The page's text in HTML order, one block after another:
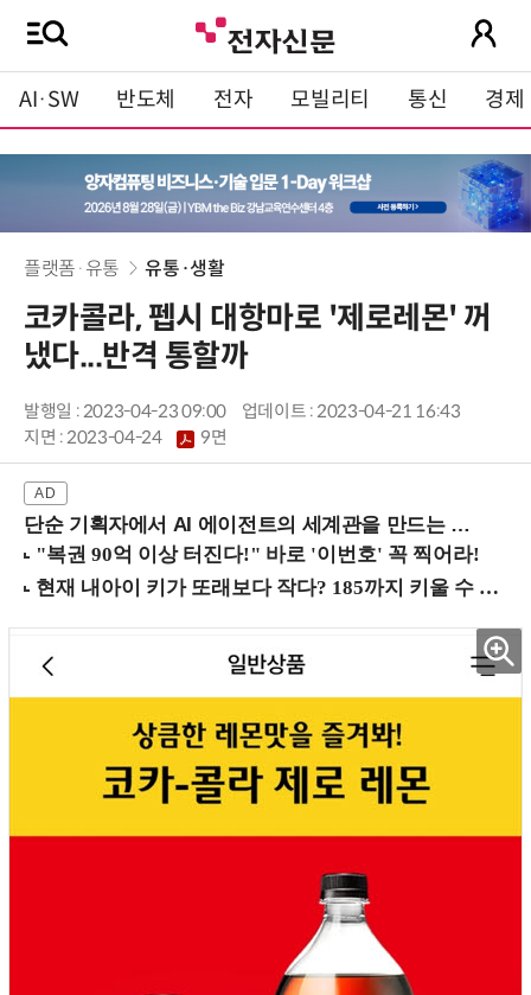
AI·SW 반도체 전자 모빌리티 통신 경제
플랫폼·유통 유통·생활
코카콜라, 펩시 대항마로 '제로레몬' 꺼
냈다...반격 통할까
발행일 : 2023-04-23 09:00
업데이트 : 2023-04-21 16:43
지면 :2023-04-24 9면
단순 기획자에서 AI 에이전트의 세계관을 만드는 지식 설계자로.. (8/20 강남역)